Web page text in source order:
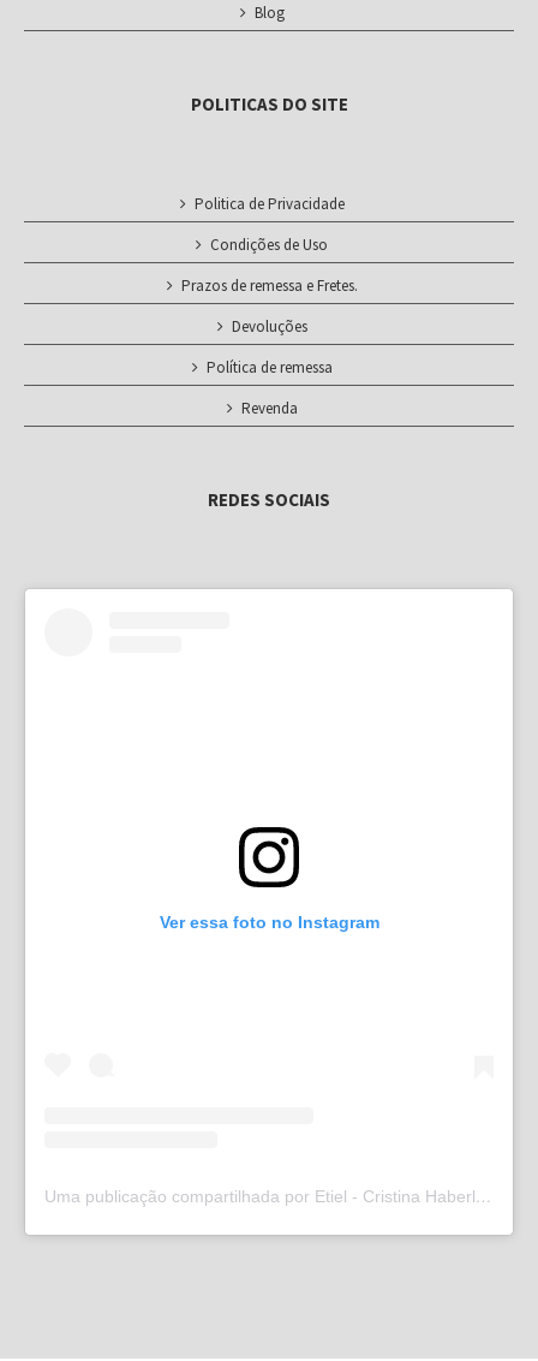
Blog
POLITICAS DO SITE
Politica de Privacidade
Condições de Uso
Prazos de remessa e Fretes.
Devoluções
Política de remessa
Revenda
REDES SOCIAIS
Ver essa foto no Instagram
Uma publicação compartilhada por Etiel - Cristina Haberl (@etielweb)